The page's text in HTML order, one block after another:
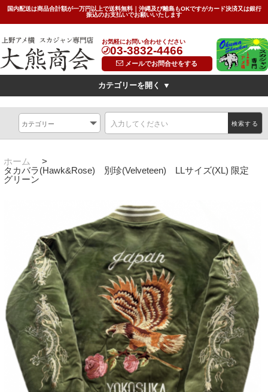
国内配送は商品合計額が一万円以上で送料無料｜沖縄及び離島もOKですがカード決済又は銀行
振込のお支払いでお願いいたします
お気軽にお問い合わせください
03-3832-4466
メールでお問合せをする
カテゴリーを開く ▼
横振刺繍(Hand Embroidered Sukajan)
無地(plain)
その他の柄(others)
素材
特大サイズ(big) 女性対応Sサイズ(small)
サイズ表(Size Chart) お問い合わせ(Contact Us)
検索する
ホーム
>
タカバラ(Hawk&Rose) 別珍(Velveteen) LLサイズ(XL) 限定
グリーン